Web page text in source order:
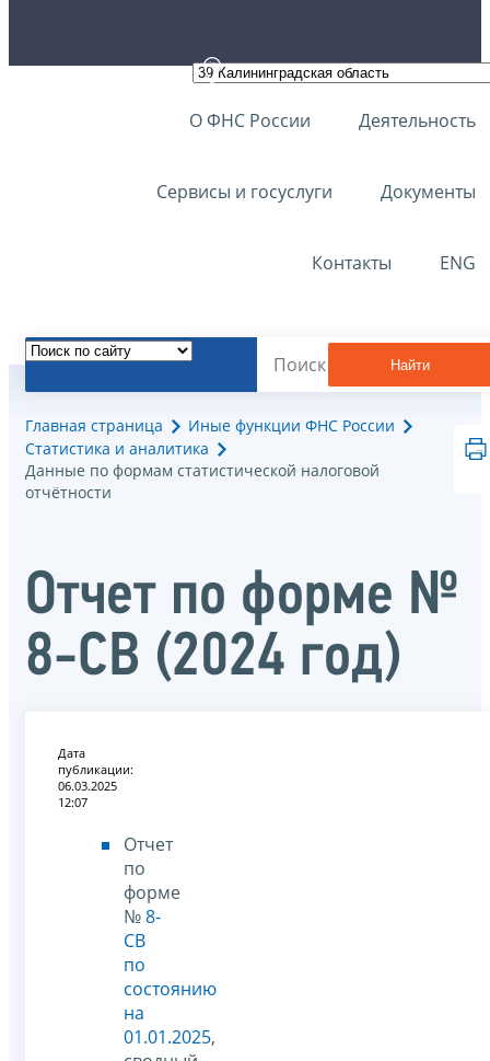
О ФНС России Деятельность
Сервисы и госуслуги Документы
Контакты ENG
Найти
Главная страница
Иные функции ФНС России
Статистика и аналитика
Данные по формам статистической налоговой
отчётности
Отчет по форме №
8-СВ (2024 год)
Дата
публикации:
06.03.2025
12:07
Отчет
по
форме
№8-
СВ
по
состоянию
на
01.01.2025,